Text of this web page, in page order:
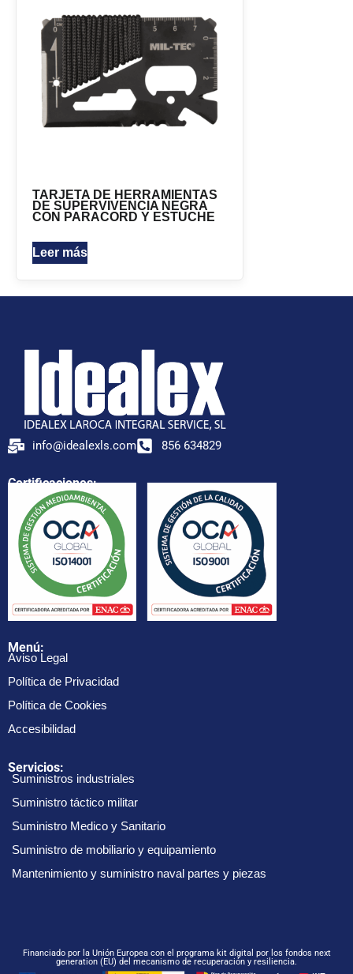
TARJETA DE HERRAMIENTAS
DE SUPERVIVENCIA NEGRA
CON PARACORD Y ESTUCHE
Leer más
info@idealexls.com 856 634829
Certificaciones:
Menú:
Aviso Legal
Política de Privacidad
Política de Cookies
Accesibilidad
Servicios:
Suministros industriales
Suministro táctico militar
Suministro Medico y Sanitario
Suministro de mobiliario y equipamiento
Mantenimiento y suministro naval partes y piezas
Financiado por la Unión Europea con el programa kit digital por los fondos next
generation (EU) del mecanismo de recuperación y resiliencia.